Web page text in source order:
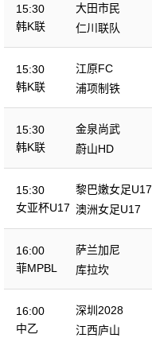
15:30
韩K联
大田市民
仁川联队
15:30
韩K联
江原FC
浦项制铁
15:30
韩K联
金泉尚武
蔚山HD
15:30
女亚杯U17
黎巴嫩女足U17
澳洲女足U17
16:00
菲MPBL
萨兰加尼
库拉坎
16:00
中乙
深圳2028
江西庐山